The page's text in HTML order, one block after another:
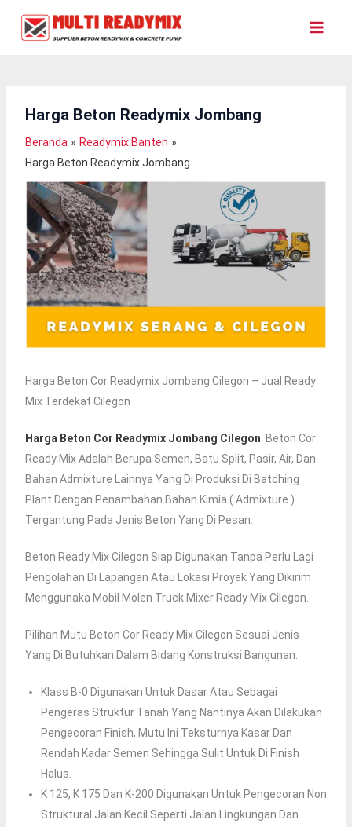
Harga Beton Readymix Jombang
Beranda
Readymix Banten
Harga Beton Readymix Jombang
Harga Beton Cor Readymix Jombang Cilegon – Jual Ready
Mix Terdekat Cilegon
Harga Beton Cor Readymix Jombang Cilegon . Beton Cor
Ready Mix Adalah Berupa Semen, Batu Split, Pasir, Air, Dan
Bahan Admixture Lainnya Yang Di Produksi Di Batching
Plant Dengan Penambahan Bahan Kimia ( Admixture )
Tergantung Pada Jenis Beton Yang Di Pesan.
Beton Ready Mix Cilegon Siap Digunakan Tanpa Perlu Lagi
Pengolahan Di Lapangan Atau Lokasi Proyek Yang Dikirim
Menggunaka Mobil Molen Truck Mixer Ready Mix Cilegon.
Pilihan Mutu Beton Cor Ready Mix Cilegon Sesuai Jenis
Yang Di Butuhkan Dalam Bidang Konstruksi Bangunan.
Klass B-0 Digunakan Untuk Dasar Atau Sebagai
Pengeras Struktur Tanah Yang Nantinya Akan Dilakukan
Pengecoran Finish, Mutu Ini Teksturnya Kasar Dan
Rendah Kadar Semen Sehingga Sulit Untuk Di Finish
Halus.
K 125, K 175 Dan K-200 Digunakan Untuk Pengecoran Non
Struktural Jalan Kecil Seperti Jalan Lingkungan Dan